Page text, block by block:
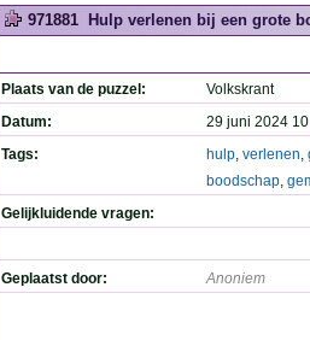
971881 Hulp verlenen bij een grote
Plaats van de puzzel:
Volkskrant
Datum:
29 juni 2024
Tags:
hulp, verlenen,
boodschap,
Gelijkluidende vragen:
Geplaatst door: Anoniem